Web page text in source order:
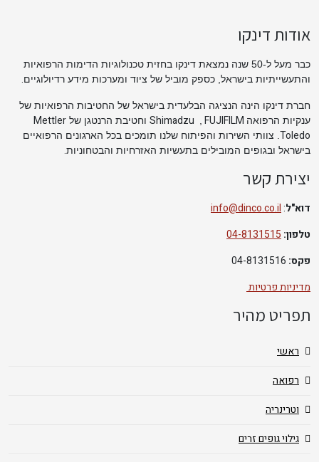
אודות דינקו
כבר מעל ל-50 שנה נמצאת דינקו בחזית טכנולוגיות הדימות הרפואיות
והתעשייתיות בישראל, כספק מוביל של ציוד ומערכות מידע רדיולוגיים.
חברת דינקו הינה הנציגה הבלעדית בישראל של החטיבות הרפואיות של
ענקיות הרפואה FUJIFILM
Shimadzu וחטיבת הרנטגן של Mettler
Toledo . צוותי השירות והפיתוח שלנו תומכים בכל הארגונים הרפואיים
בישראל ובגופים המובילים בתעשיות האזרחיות והבטחוניות.
יצירת קשר
דוא"ל:
info@dinco.co.il
טלפון: 04-8131515
פקס:
מדיניות פרטיות
תפריט מהיר
ראשי
רפואה
וטרינריה
גילוי גופים זרים